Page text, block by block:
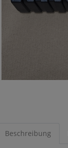
Beschreibung